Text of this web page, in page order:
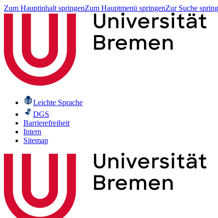
Zum Hauptinhalt springenZum Hauptmenü springenZur Suche
Leichte Sprache
DGS
Barrierefreiheit
Intern
Sitemap